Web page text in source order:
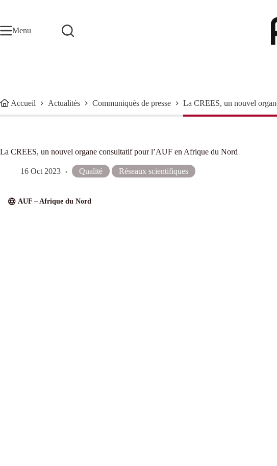
Menu
Accueil Actualités Communiqués de presse La CREES, un nouvel
La CREES, un nouvel organe consultatif pour l’AUF en Afrique du Nord
16 Oct 2023 Qualité Réseaux scientifiques
AUF – Afrique du Nord